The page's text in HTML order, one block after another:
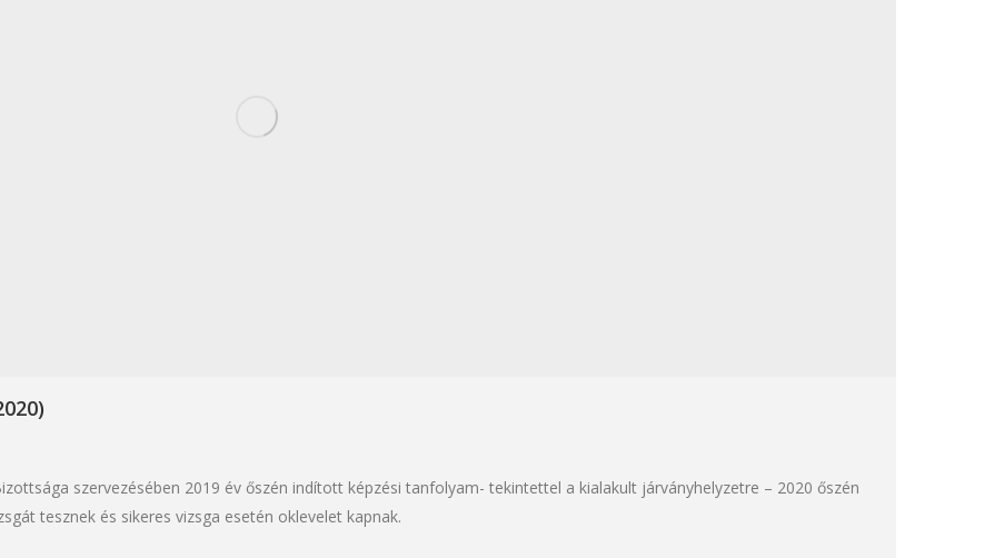
szervezésében 2019 év őszén indított képzési tanfolyam- tekintettel a kialakult járványhelyzetre – 2020 őszén
tesznek és sikeres vizsga esetén oklevelet kapnak.